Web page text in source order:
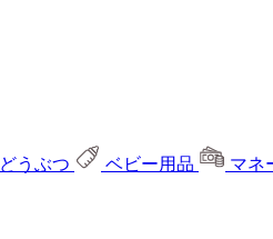
どうぶつ ベビー用品 マネ